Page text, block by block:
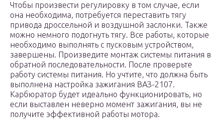
Чтобы произвести регулировку в том случае, если
она необходима, потребуется переставить тягу
привода дроссельной и воздушной заслонки. Также
можно немного подогнуть тягу. Все работы, которые
необходимо выполнять с пусковым устройством,
завершены. Произведите монтаж системы питания в
обратной последовательности. После проверьте
работу системы питания. Но учтите, что должна быть
выполнена настройка зажигания ВАЗ-2107.
Карбюратор будет идеально функционировать, но
если выставлен неверно момент зажигания, вы не
получите эффективной работы мотора.